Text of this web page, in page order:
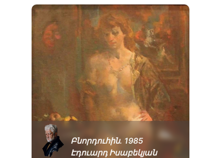
Բնորդուհին. 1985
Էդուարդ Իսաբեկյան